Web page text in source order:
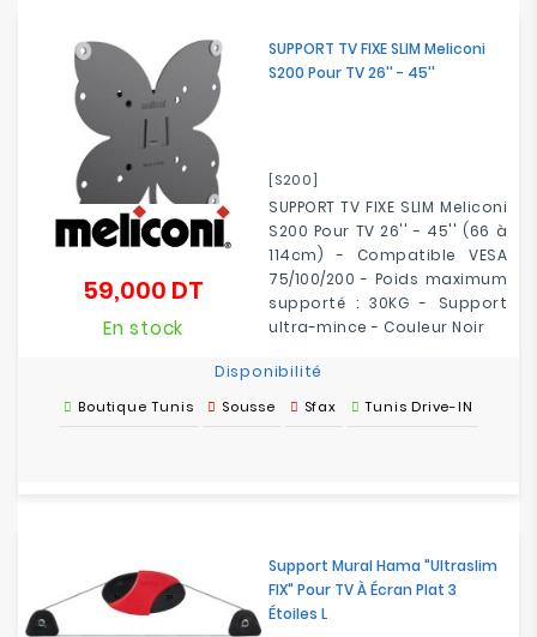
SUPPORT TV FIXE SLIM Meliconi
S200 Pour TV 26'' - 45''
[S200]
SUPPORT TV FIXE SLIM Meliconi
S200 Pour TV 26'' - 45'' (66 à
114cm) - Compatible VESA
75/100/200 - Poids maximum
supporté : 30KG - Support
ultra-mince - Couleur Noir
59,000 DT
En stock
Disponibilité
Boutique Tunis Sousse Sfax Tunis Drive-IN
Support Mural Hama "Ultraslim
FIX" Pour TV À Écran Plat 3
Étoiles L